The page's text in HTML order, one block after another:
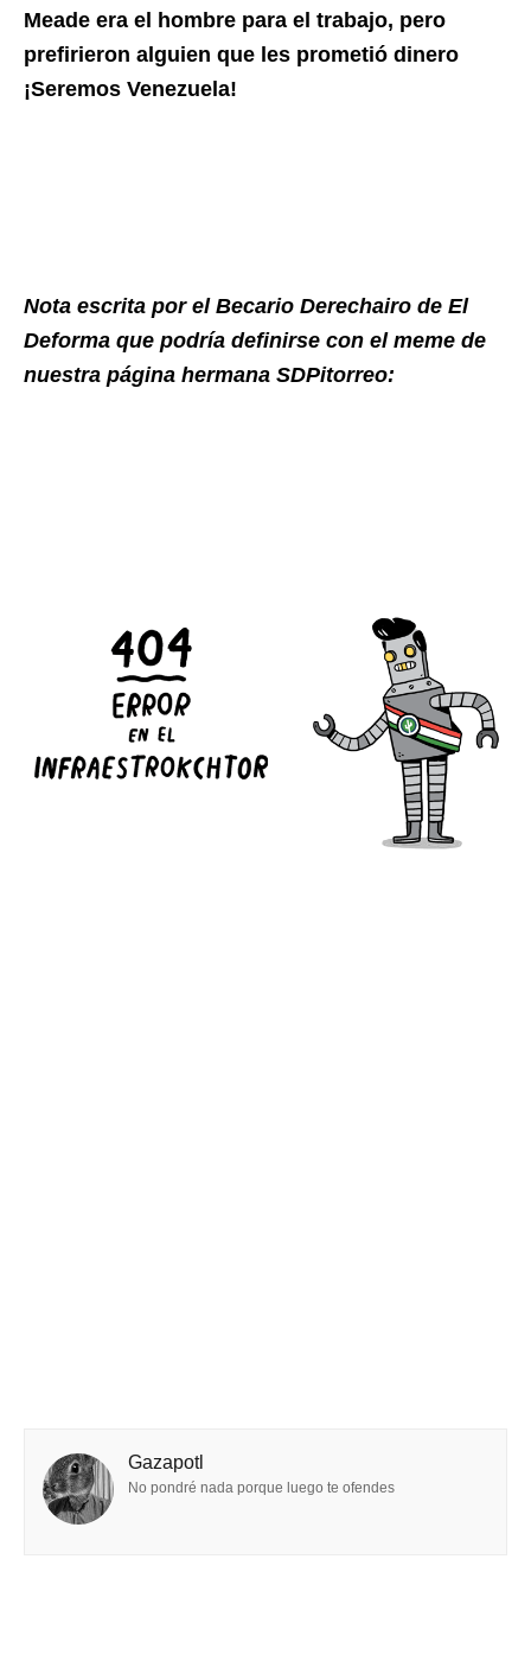
Meade era el hombre para el trabajo, pero
prefirieron alguien que les prometió dinero
¡Seremos Venezuela!
Nota escrita por el Becario Derechairo de El
Deforma que podría definirse con el meme de
nuestra página hermana SDPitorreo:
Gazapotl
No pondré nada porque luego te ofendes